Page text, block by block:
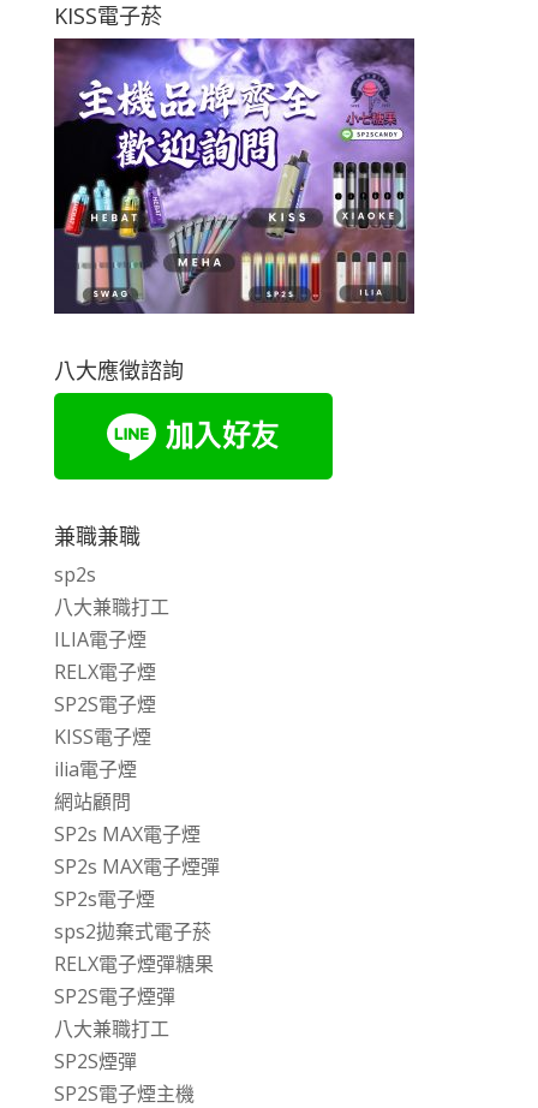
KISS電子菸
八大應徵諮詢
兼職兼職
sp2s
八大兼職打工
ILIA電子煙
RELX電子煙
SP2S電子煙
KISS電子煙
ilia電子煙
網站顧問
SP2s MAX電子煙
SP2s MAX電子煙彈
SP2s電子煙
sps2拋棄式電子菸
RELX電子煙彈糖果
SP2S電子煙彈
八大兼職打工
SP2S煙彈
SP2S電子煙主機